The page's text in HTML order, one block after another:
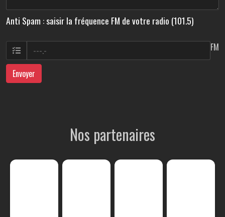
Anti Spam : saisir la fréquence FM de votre radio (101.5)
FM
Envoyer
Nos partenaires